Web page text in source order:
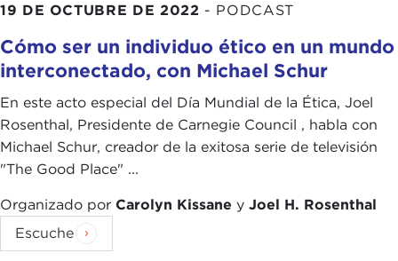
19 DE OCTUBRE DE 2022 - PODCAST
Cómo ser un individuo ético en un mundo
interconectado, con Michael Schur
En este acto especial del Día Mundial de la Ética, Joel
Rosenthal, Presidente de Carnegie Council , habla con
Michael Schur, creador de la exitosa serie de televisión
"The Good Place" ...
Organizado por Carolyn Kissane y Joel H. Rosenthal
Escuche